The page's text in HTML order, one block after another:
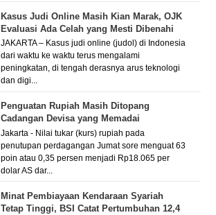
Kasus Judi Online Masih Kian Marak, OJK
Evaluasi Ada Celah yang Mesti Dibenahi
JAKARTA – Kasus judi online (judol) di Indonesia
dari waktu ke waktu terus mengalami
peningkatan, di tengah derasnya arus teknologi
dan digi...
Penguatan Rupiah Masih Ditopang
Cadangan Devisa yang Memadai
Jakarta - Nilai tukar (kurs) rupiah pada
penutupan perdagangan Jumat sore menguat 63
poin atau 0,35 persen menjadi Rp18.065 per
dolar AS dar...
Minat Pembiayaan Kendaraan Syariah
Tetap Tinggi, BSI Catat Pertumbuhan 12,4